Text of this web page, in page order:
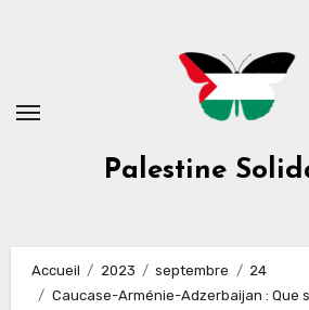
Palestine
Accueil 2023 septembre
24
Caucase-Arménie-Adzerbaijan : Que